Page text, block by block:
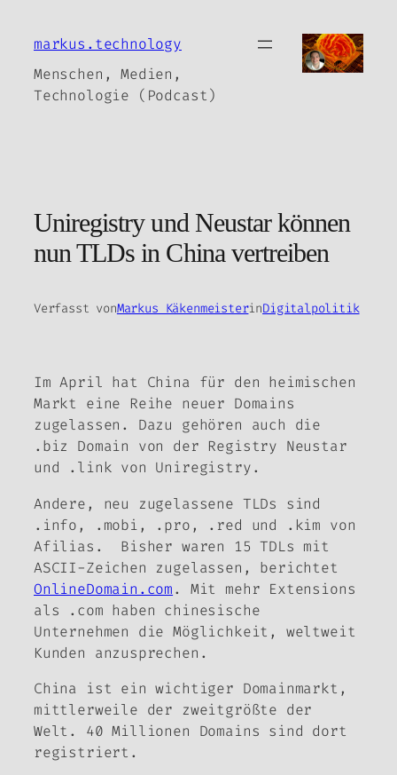
Inhalt
markus.technology
Menschen, Medien,
Technologie (Podcast)
Uniregistry und Neustar können
nun TLDs in China vertreiben
Verfasst vonMarkus KäkenmeisterinDigitalpolitik
Im April hat China für den heimischen
Markt eine Reihe neuer Domains
zugelassen. Dazu gehören auch die
.biz Domain von der Registry Neustar
und .link von Uniregistry.
Andere, neu zugelassene TLDs sind
.info, .mobi, .pro, .red und .kim von
Afilias. Bisher waren 15 TDLs mit
ASCII-Zeichen zugelassen, berichtet
OnlineDomain.com. Mit mehr Extensions
als .com haben chinesische
Unternehmen die Möglichkeit, weltweit
Kunden anzusprechen.
China ist ein wichtiger Domainmarkt,
mittlerweile der zweitgrößte der
Welt. 40 Millionen Domains sind dort
registriert.